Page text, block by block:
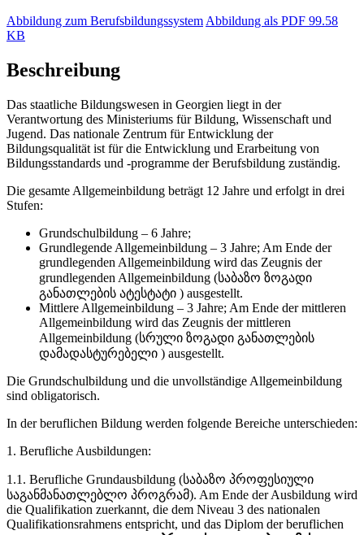
Abbildung zum Berufsbildungssystem Abbildung als PDF 99.58
KB
Beschreibung
Das staatliche Bildungswesen in Georgien liegt in der
Verantwortung des Ministeriums für Bildung, Wissenschaft und
Jugend. Das nationale Zentrum für Entwicklung der
Bildungsqualität ist für die Entwicklung und Erarbeitung von
Bildungsstandards und -programme der Berufsbildung zuständig.
Die gesamte Allgemeinbildung beträgt 12 Jahre und erfolgt in drei
Stufen:
Grundschulbildung – 6 Jahre;
Grundlegende Allgemeinbildung – 3 Jahre; Am Ende der
grundlegenden Allgemeinbildung wird das Zeugnis der
grundlegenden Allgemeinbildung (საბაზო ზოგადი
განათლების ატესტატი ) ausgestellt.
Mittlere Allgemeinbildung – 3 Jahre; Am Ende der mittleren
Allgemeinbildung wird das Zeugnis der mittleren
Allgemeinbildung (სრული ზოგადი განათლების
დამადასტურებელი ) ausgestellt.
Die Grundschulbildung und die unvollständige Allgemeinbildung
sind obligatorisch.
In der beruflichen Bildung werden folgende Bereiche unterschieden:
1. Berufliche Ausbildungen:
1.1. Berufliche Grundausbildung (საბაზო პროფესიული
საგანმანათლებლო პროგრამ). Am Ende der Ausbildung wird
die Qualifikation zuerkannt, die dem Niveau 3 des nationalen
Qualifikationsrahmens entspricht, und das Diplom der beruflichen